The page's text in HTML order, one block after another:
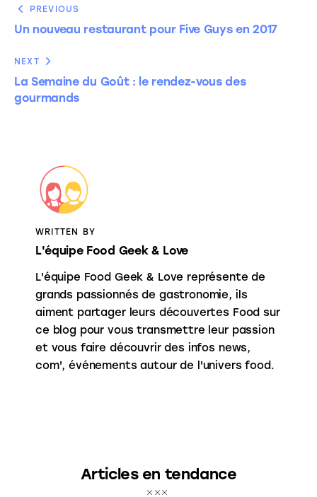
PREVIOUS
Un nouveau restaurant pour Five Guys en 2017
NEXT
La Semaine du Goût : le rendez-vous des
gourmands
WRITTEN BY
L'équipe Food Geek & Love
L'équipe Food Geek & Love représente de
grands passionnés de gastronomie, ils
aiment partager leurs découvertes Food sur
ce blog pour vous transmettre leur passion
et vous faire découvrir des infos news,
com', événements autour de l'univers food.
Articles en tendance